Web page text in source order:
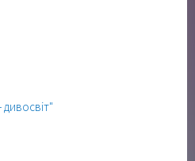
дивосвіт"